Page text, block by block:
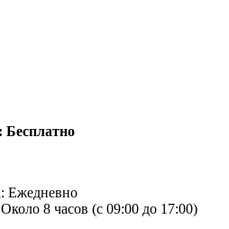
Ежедневно
8 часов (с 09:00 до 17:00)